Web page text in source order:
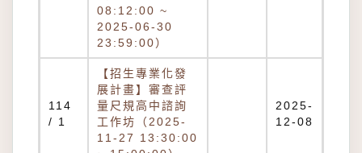
08:12:00 ~
2025-06-30
23:59:00）
114
/ 1
【招生專業化發
展計畫】審查評
量尺規高中諮詢
工作坊（2025-
11-27 13:30:00
2025-
12-08